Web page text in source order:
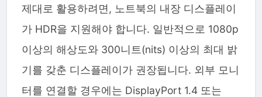
제대로 활용하려면, 노트북의 내장 디스플레이
가 HDR을 지원해야 합니다. 일반적으로 1080p
이상의 해상도와 300니트(nits) 이상의 최대 밝
기를 갖춘 디스플레이가 권장됩니다. 외부 모니
터를 연결할 경우에는 DisplayPort 1.4 또는